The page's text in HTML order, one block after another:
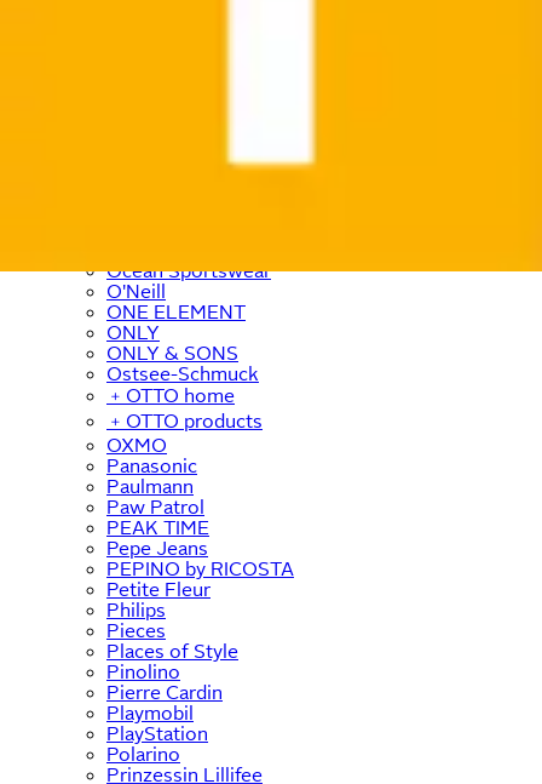
NORTH BEND
Ocean Sportswear
O'Neill
ONE ELEMENT
ONLY
ONLY & SONS
Ostsee-Schmuck
﹢ OTTO home
﹢ OTTO products
OXMO
Panasonic
Paulmann
Paw Patrol
PEAK TIME
Pepe Jeans
PEPINO by RICOSTA
Petite Fleur
Philips
Pieces
Places of Style
Pinolino
Pierre Cardin
Playmobil
PlayStation
Polarino
Prinzessin Lillifee